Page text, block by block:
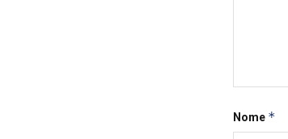
Nome *